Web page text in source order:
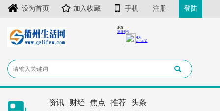
设为首页 加入收藏 手机 注册 登陆
资讯 财经 焦点 推荐
头条